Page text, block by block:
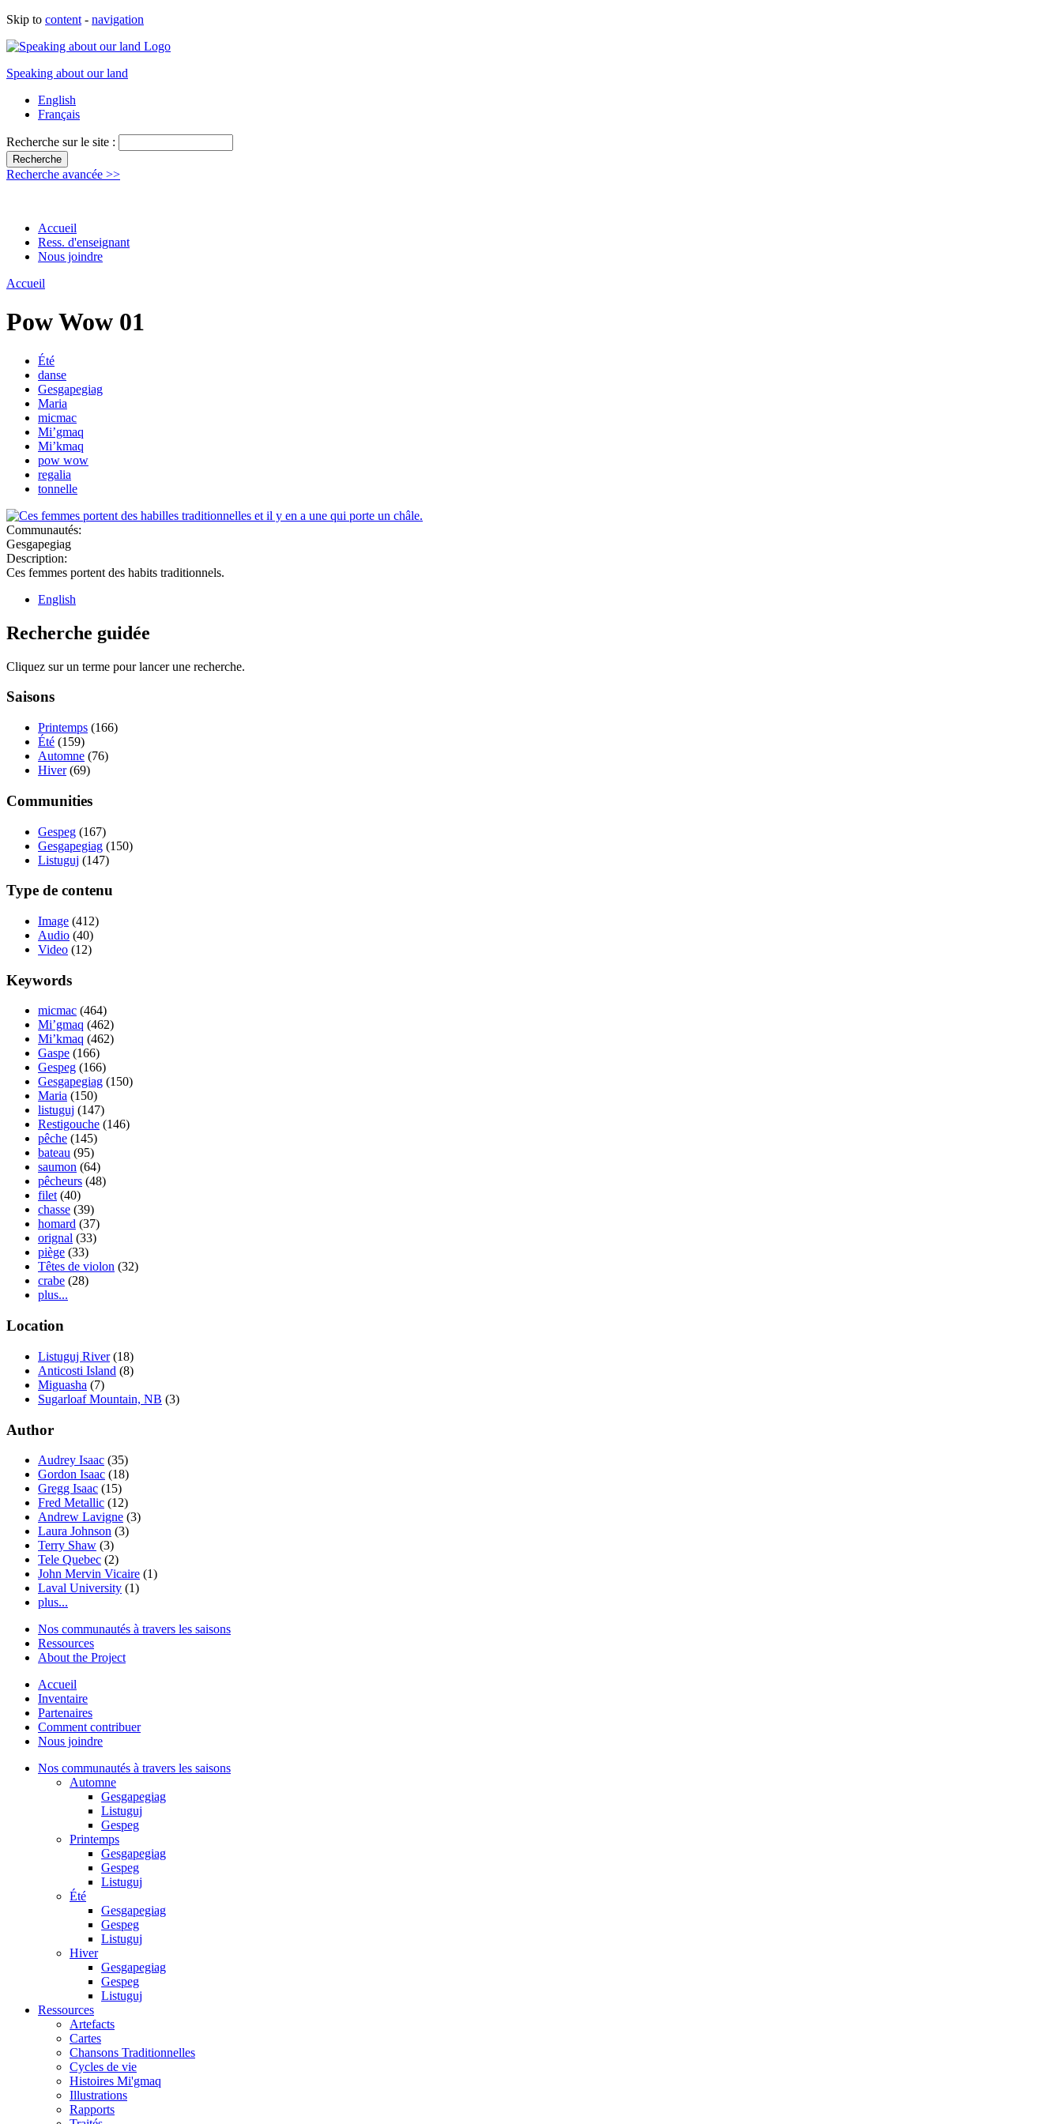
Skip to content - navigation
Speaking about our land
English
Français
Recherche sur le site :
Recherche avancée >>
Accueil
Ress. d'enseignant
Nous joindre
Accueil
Pow Wow 01
Été
danse
Gesgapegiag
Maria
micmac
Mi’gmaq
Mi’kmaq
pow wow
regalia
tonnelle
Communautés:
Gesgapegiag
Description:
Ces femmes portent des habits traditionnels.
English
Recherche guidée
Cliquez sur un terme pour lancer une recherche.
Saisons
Printemps (166)
Été (159)
Automne (76)
Hiver(69)
Communities
Gespeg (167)
Gesgapegiag (150)
Listuguj (147)
Type de contenu
Image (412)
Audio (40)
Video (12)
Keywords
micmac (464)
Mi’gmaq (462)
Mi’kmaq (462)
Gaspe (166)
Gespeg (166)
Gesgapegiag (150)
Maria (150)
listuguj (147)
Restigouche (146)
pêche (145)
bateau (95)
saumon (64)
pêcheurs (48)
filet(40)
chasse (39)
homard (37)
orignal (33)
piège (33)
Têtes de violon (32)
crabe (28)
plus...
Location
Listuguj River(18)
Anticosti Island (8)
Miguasha (7)
Sugarloaf Mountain, NB (3)
Author
Audrey Isaac (35)
Gordon Isaac (18)
Gregg Isaac (15)
Fred Metallic (12)
Andrew Lavigne (3)
Laura Johnson (3)
Terry Shaw (3)
Tele Quebec (2)
John Mervin Vicaire (1)
Laval University (1)
plus...
Nos communautés à travers les saisons
Ressources
About the Project
Accueil
Inventaire
Partenaires
Comment contribuer
Nous joindre
Nos communautés à travers les saisons
Automne
Gesgapegiag
Listuguj
Gespeg
Printemps
Gesgapegiag
Gespeg
Listuguj
Été
Gesgapegiag
Gespeg
Listuguj
Hiver
Gesgapegiag
Gespeg
Listuguj
Ressources
Artefacts
Cartes
Chansons Traditionnelles
Cycles de vie
Histoires Mi'gmaq
Illustrations
Rapports